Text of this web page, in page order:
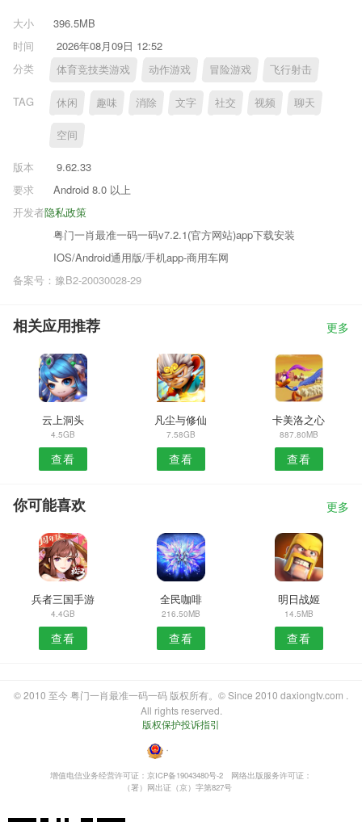
大小
396.5MB
时间
2026年08月09日 12:52
分类
体育竞技类游戏 动作游戏 冒险游戏 飞行射击
TAG 休闲 趣味 消除 文字 社交 视频 聊天
空间
版本
9.62.33
要求
Android 8.0 以上
隐私政策
开发者
粤门一肖最准一码一码v7.2.1(官方网站)app下载安装
IOS/Android通用版/手机app-商用车网
备案号：豫B2-20030028-29
相关应用推荐 更多
云上洞头
4.5GB
查看
凡尘与修仙
7.58GB
查看
卡美洛之心
887.80MB
查看
你可能喜欢 更多
兵者三国手游
4.4GB
查看
全民咖啡
216.50MB
查看
明日战姬
14.5MB
查看
© 2010 至今 粤门一肖最准一码一码 版权所有。© Since 2010 daxiongtv.com .
All rights reserved.
版权保护投诉指引
・
增值电信业务经营许可证：京ICP备19043480号-2
网络出版服务许可证：
（署）网出证（京）字第827号